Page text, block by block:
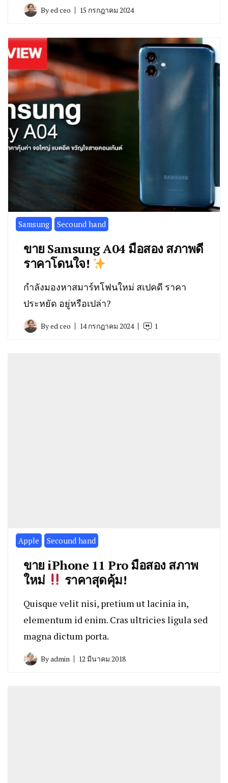
Byed ceo 15 กรกฎาคม 2024
Samsung Secound hand
ขาย Samsung A04 มือสอง สภาพดี
ราคาโดนใจ!
กำลังมองหาสมาร์ทโฟนใหม่ สเปคดี ราคา
ประหยัด อยู่หรือเปล่า?
Byed ceo 14 กรกฎาคม 2024 1
Apple Secound hand
ขาย iPhone 11 Pro มือสอง สภาพ
ใหม่
ราคาสุดคุ้ม!
Quisque velit nisi, pretium ut lacinia in,
elementum id enim. Cras ultricies ligula sed
magna dictum porta.
Byadmin 12 มีนาคม 2018